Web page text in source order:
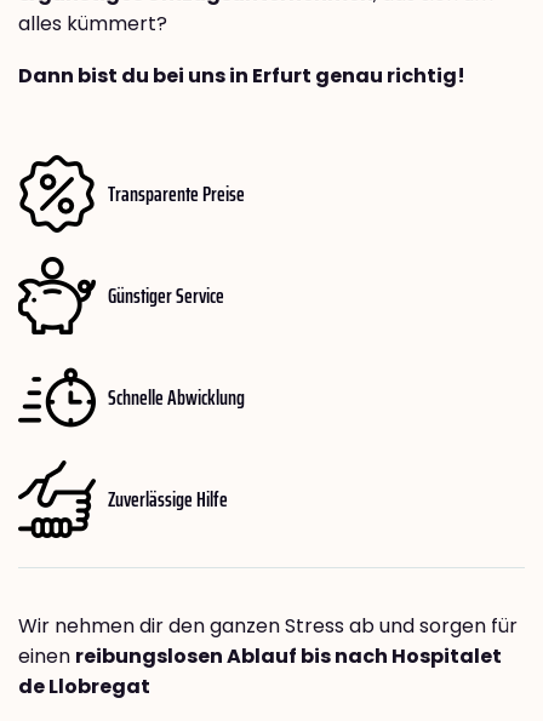
alles kümmert?
Dann bist du bei uns in Erfurt genau richtig!
Transparente Preise
Günstiger Service
Schnelle Abwicklung
Zuverlässige Hilfe
Wir nehmen dir den ganzen Stress ab und sorgen für
einen reibungslosen Ablauf bis nach Hospitalet
de Llobregat